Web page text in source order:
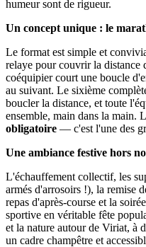
humeur sont de rigueur.
Un concept unique : le
Le format est simple et
relaye pour couvrir la distance
coéquipier court une boucle
au suivant. Le sixième
boucler la distance, et toute
ensemble, main dans la main.
obligatoire — c'est l'une des
Une ambiance festive hors
L'échauffement collectif, les
armés d'arrosoirs !), la remise
repas d'après-course et la
sportive en véritable fête
et la nature autour de Viriat, à
un cadre champêtre et